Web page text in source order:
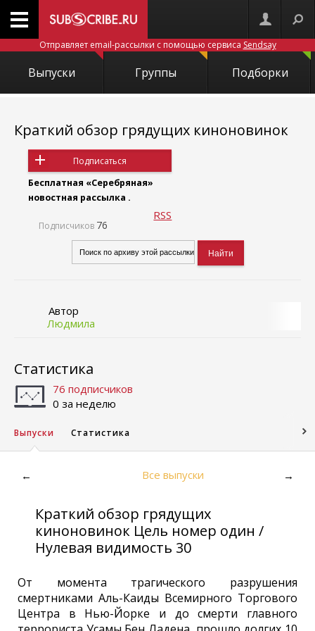
Отправляет email-рассылки с помощью сервиса Sendsay
Выпуски Группы Подборки
Краткий обзор грядущих киноновинок
Подписаться
Бесплатная «Серебряная»
новостная рассылка .
Подписчиков 76
RSS
Автор
Людмила
Статистика
76 подписчиков
0 за неделю
Выпуски Статистика
← Все выпуски →
Краткий обзор грядущих
киноновинок Цель номер один /
Нулевая видимость 30
От момента трагического разрушения
смертниками Аль-Каиды Всемирного Торгового
Центра в Нью-Йорке и до смерти главного